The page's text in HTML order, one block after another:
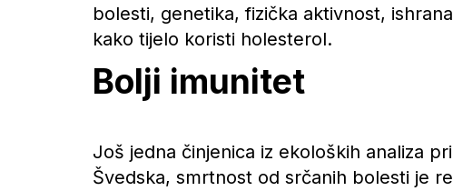
bolesti, genetika, fizička aktivnost,
kako tijelo koristi holesterol.
Bolji imunitet
Još jedna činjenica iz ekoloških analiza
Švedska, smrtnost od srčanih bolesti je